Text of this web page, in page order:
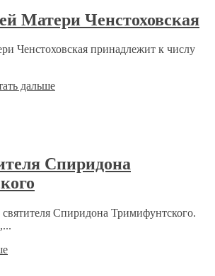
Матери Ченстоховская
Ченстоховская принадлежит к числу
дальше
Спиридона
святителя Спиридона Тримифунтского.